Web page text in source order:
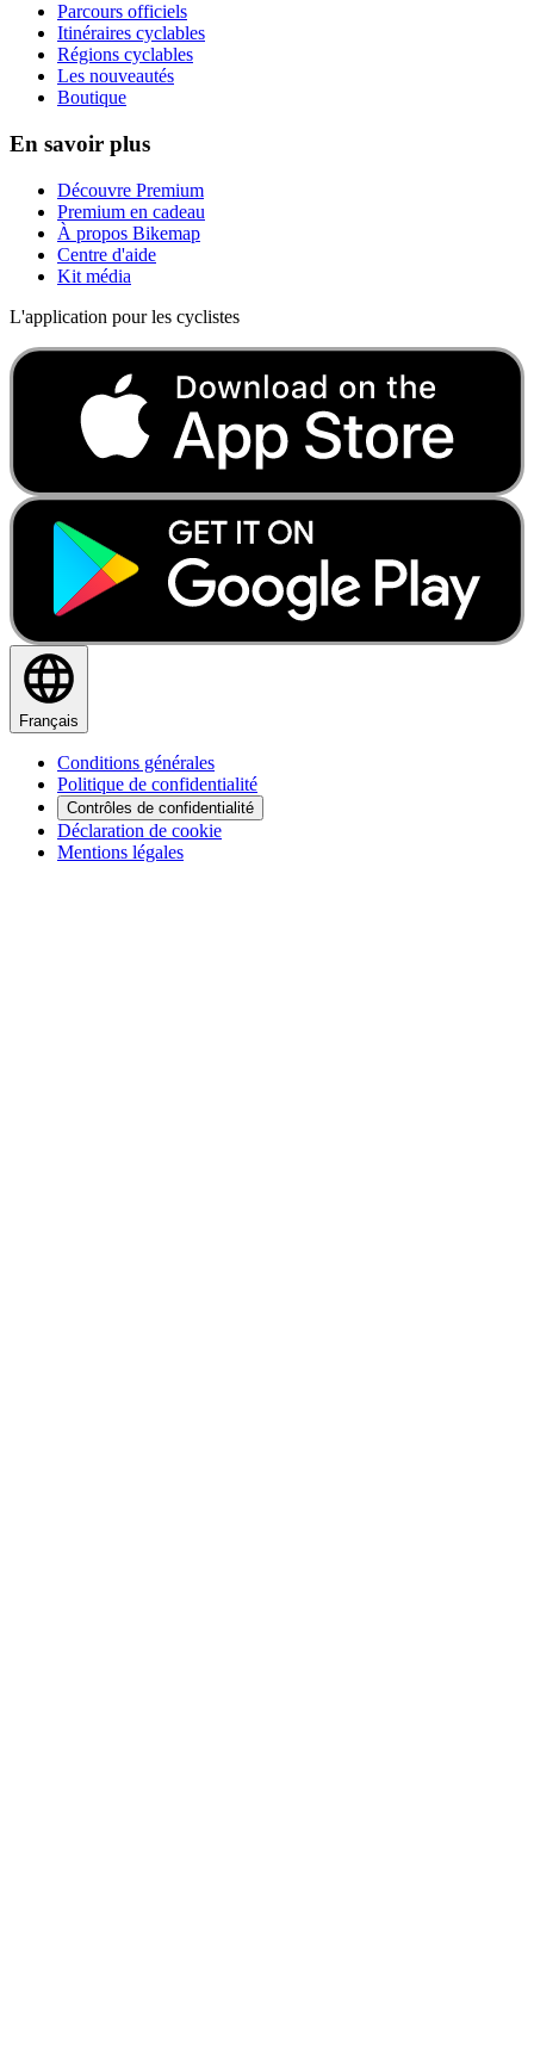
Parcours officiels
Itinéraires cyclables
Régions cyclables
Les nouveautés
Boutique
En savoir plus
Découvre Premium
Premium en cadeau
À propos Bikemap
Centre d'aide
Kit média
L'application pour les cyclistes
Français
Conditions générales
Politique de confidentialité
Contrôles de confidentialité
Déclaration de cookie
Mentions légales